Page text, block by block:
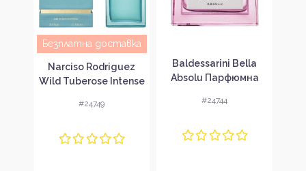
Безплатна доставка
Narciso Rodriguez
Wild Tuberose Intense
жени EDP
#24749
Baldessarini Bella
Absolu Парфюмна
#24744